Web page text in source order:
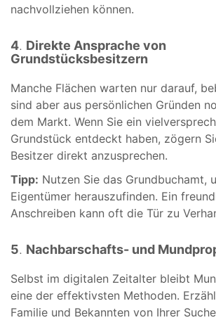
nachvollziehen können.
4. Direkte Ansprache von
Grundstücksbesitzern
Manche Flächen warten nur darauf,
sind aber aus persönlichen Gründen
dem Markt. Wenn Sie ein
Grundstück entdeckt haben, zögern
Besitzer direkt anzusprechen.
Tipp: Nutzen Sie das Grundbuchamt,
Eigentümer herauszufinden. Ein
Anschreiben kann oft die Tür zu
5. Nachbarschafts- und
Selbst im digitalen Zeitalter bleibt
eine der effektivsten Methoden.
Familie und Bekannten von Ihrer